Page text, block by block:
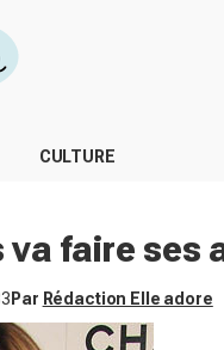
CULTURE
faire ses
Par Rédaction Elle adore